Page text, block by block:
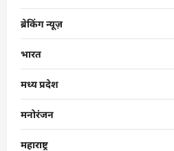
ब्रेकिंग न्यूज़
भारत
मध्य प्रदेश
मनोरंजन
महाराष्ट्र